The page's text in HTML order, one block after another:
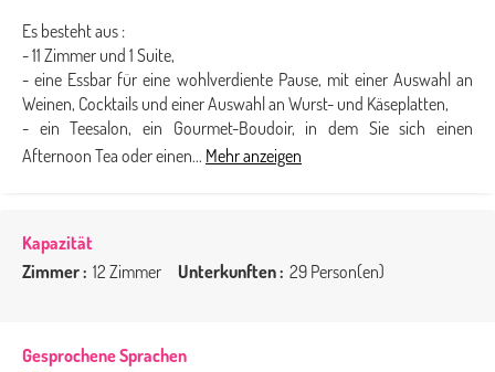
Es besteht aus :
- 11 Zimmer und 1 Suite,
- eine Essbar für eine wohlverdiente Pause, mit einer Auswahl an
Weinen, Cocktails und einer Auswahl an Wurst- und Käseplatten,
- ein Teesalon, ein Gourmet-Boudoir, in dem Sie sich einen
Afternoon Tea oder einen... Mehr anzeigen
Kapazität
Zimmer : 12 Zimmer Unterkunften : 29 Person(en)
Gesprochene Sprachen